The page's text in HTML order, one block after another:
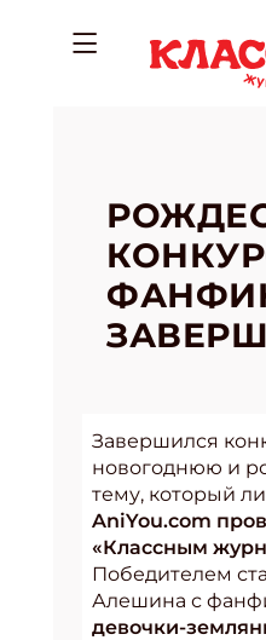
Завершился
новогоднюю и
тему, который
AniYou.com
«Классным
Победителем
Алешина с
девочки-